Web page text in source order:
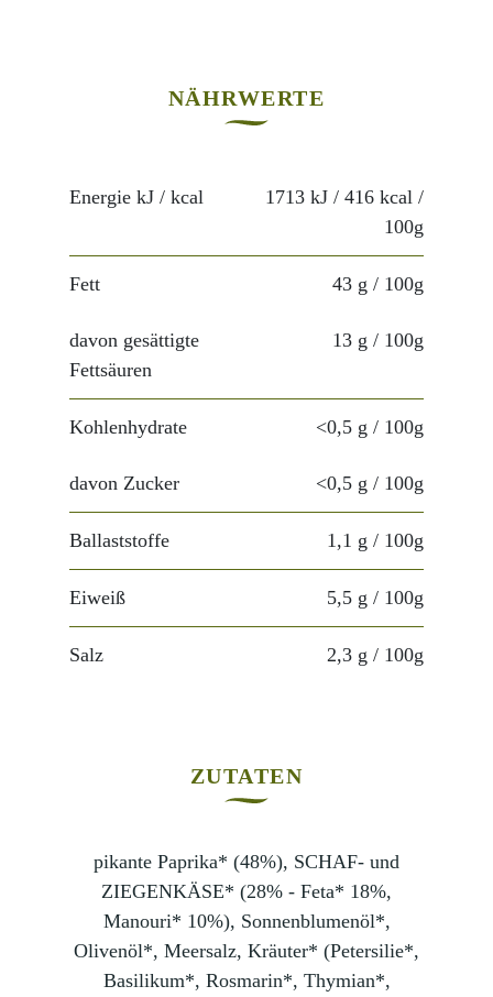
NÄHRWERTE
Energie kJ / kcal 1713 kJ / 416 kcal /
100g
Fett 43 g / 100g
davon gesättigte
Fettsäuren
13 g / 100g
Kohlenhydrate <0,5 g / 100g
davon Zucker <0,5 g / 100g
Ballaststoffe 1,1 g / 100g
Eiweiß 5,5 g / 100g
Salz 2,3 g / 100g
ZUTATEN
pikante Paprika* (48%), SCHAF- und
ZIEGENKÄSE* (28% - Feta* 18%,
Manouri* 10%), Sonnenblumenöl*,
Olivenöl*, Meersalz, Kräuter* (Petersilie*,
Basilikum*, Rosmarin*, Thymian*,